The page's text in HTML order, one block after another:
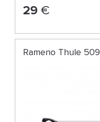
29 €
Rameno Thule